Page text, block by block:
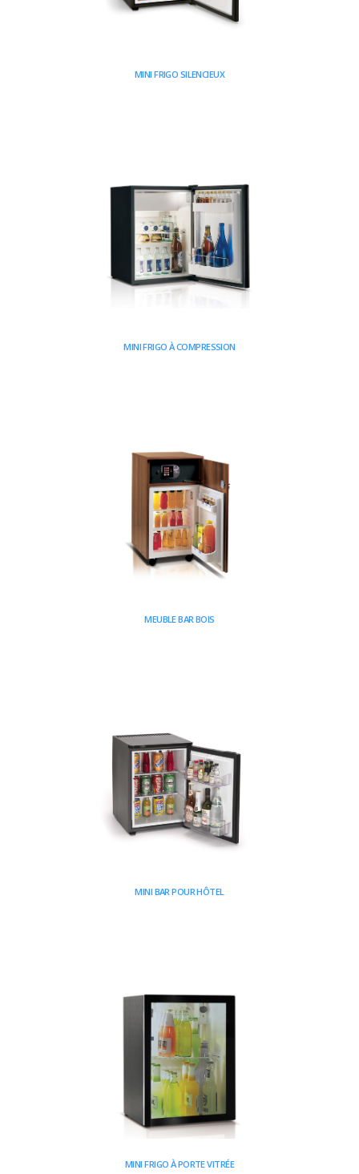
MINI FRIGO SILENCIEUX
MINI FRIGO À COMPRESSION
MEUBLE BAR BOIS
MINI BAR POUR HÔTEL
MINI FRIGO À PORTE VITRÉE